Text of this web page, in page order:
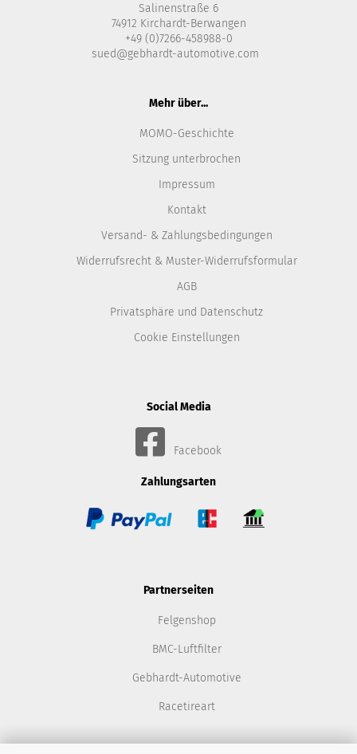
Salinenstraße 6
74912 Kirchardt-Berwangen
+49 (0)7266-458988-0
sued@gebhardt-automotive.com
Mehr über...
MOMO-Geschichte
Sitzung unterbrochen
Impressum
Kontakt
Versand- & Zahlungsbedingungen
Widerrufsrecht & Muster-Widerrufsformular
AGB
Privatsphäre und Datenschutz
Cookie Einstellungen
Social Media
Facebook
Zahlungsarten
Partnerseiten
Felgenshop
BMC-Luftfilter
Gebhardt-Automotive
Racetireart